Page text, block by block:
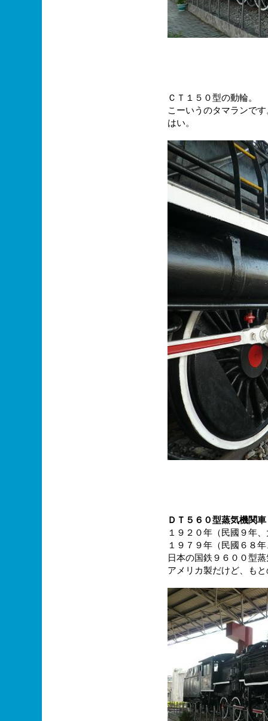
ＣＴ１５０型の動輪。
こーいうのタマランです
はい。
ＤＴ５６０型蒸気機関車
１９２０年（民國９年
１９７９年（民國６８
日本の国鉄９６００型
アメリカ製だけど、も